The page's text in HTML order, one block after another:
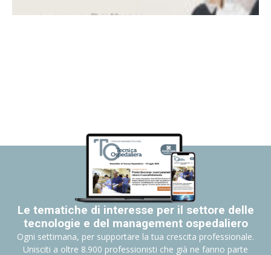
Le tematiche di interesse per il settore delle
tecnologie e del management ospedaliero
Ogni settimana, per supportare la tua crescita professionale.
Unisciti a oltre 8.900 professionisti che già ne fanno parte